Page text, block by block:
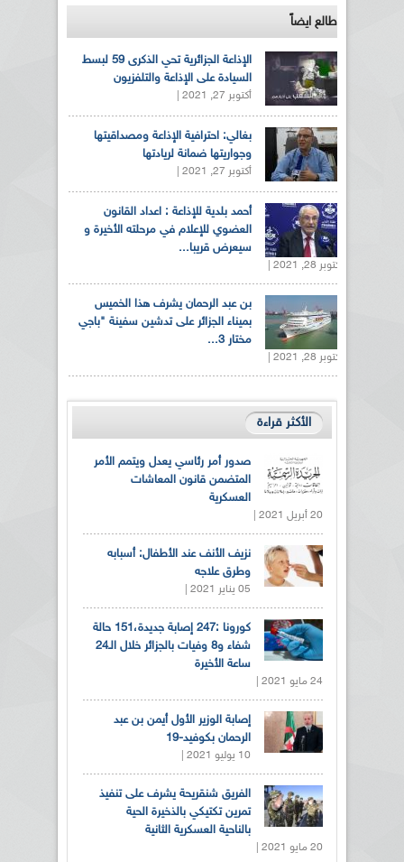
طالع ايضاً
الإذاعة الجزائرية تحي الذكرى 59 لبسط
السيادة على الإذاعة والتلفزيون
أكتوبر 27, 2021 |
بغالي: احترافية الإذاعة ومصداقيتها
وجواريتها ضمانة لريادتها
أكتوبر 27, 2021 |
أحمد بلدية للإذاعة : اعداد القانون
العضوي للإعلام في مرحلته الأخيرة و
سيعرض قريبا...
أكتوبر 28, 2021 |
بن عبد الرحمان يشرف هذا الخميس
بميناء الجزائر على تدشين سفينة "باجي
مختار 3...
أكتوبر 28, 2021 |
الأكثر قراءة
صدور أمر رئاسي يعدل ويتمم الأمر
المتضمن قانون المعاشات
العسكرية
20 أبريل 2021 |
نزيف الأنف عند الأطفال: أسبابه
وطرق علاجه
05 يناير 2021 |
كورونا :247 إصابة جديدة،151 حالة
شفاء و8 وفيات بالجزائر خلال الـ24
ساعة الأخيرة
24 مايو 2021 |
إصابة الوزير الأول أيمن بن عبد
الرحمان بكوفيد-19
10 يوليو 2021 |
الفريق شنقريحة يشرف على تنفيذ
تمرين تكتيكي بالذخيرة الحية
بالناحية العسكرية الثانية
20 مايو 2021 |